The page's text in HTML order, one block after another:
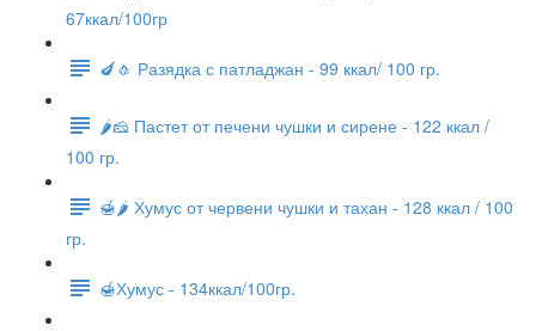
67ккал/100гр
🍆🧄 Разядка с патладжан - 99 ккал/ 100 гр.
🌶🧀 Пастет от печени чушки и сирене - 122 ккал /
100 гр.
🍯🌶 Хумус от червени чушки и тахан - 128 ккал / 100
гр.
🍯Хумус - 134ккал/100гр.